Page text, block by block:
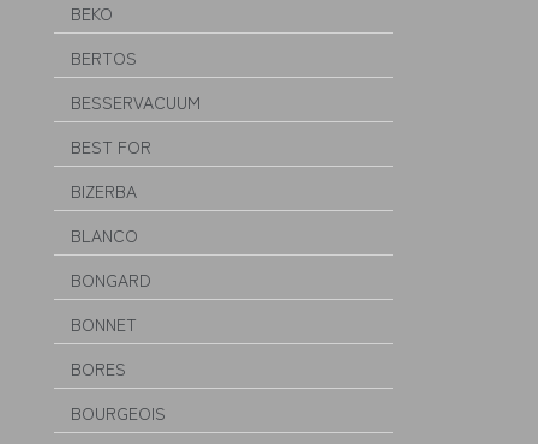
BEKO
BERTOS
BESSERVACUUM
BEST FOR
BIZERBA
BLANCO
BONGARD
BONNET
BORES
BOURGEOIS